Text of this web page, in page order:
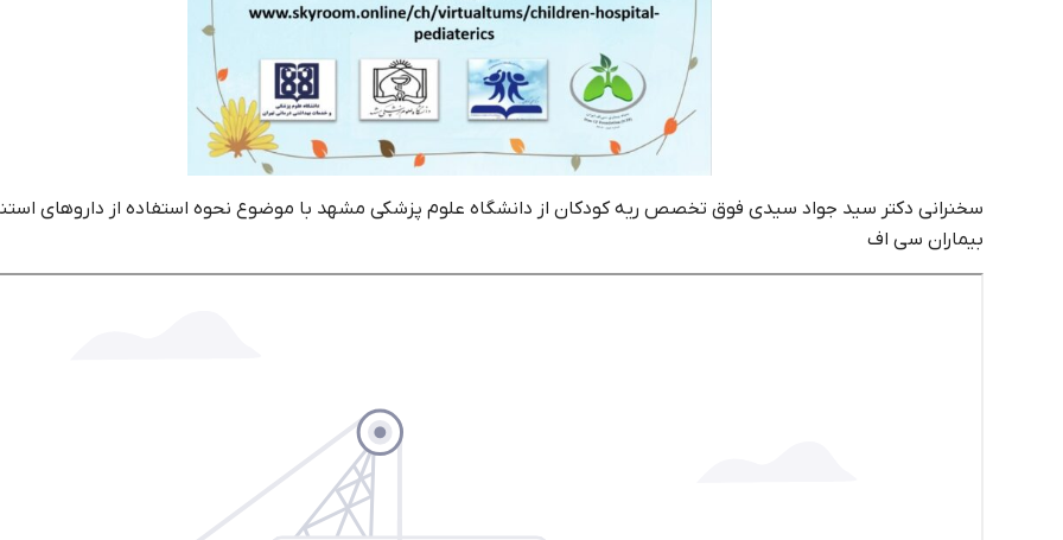
سخنرانی دکتر سید جواد سیدی فوق تخصص ریه کودکان از دانشگاه علوم پزشکی مشهد با موضوع نحوه استفاده از داروهای
بیماران سی اف